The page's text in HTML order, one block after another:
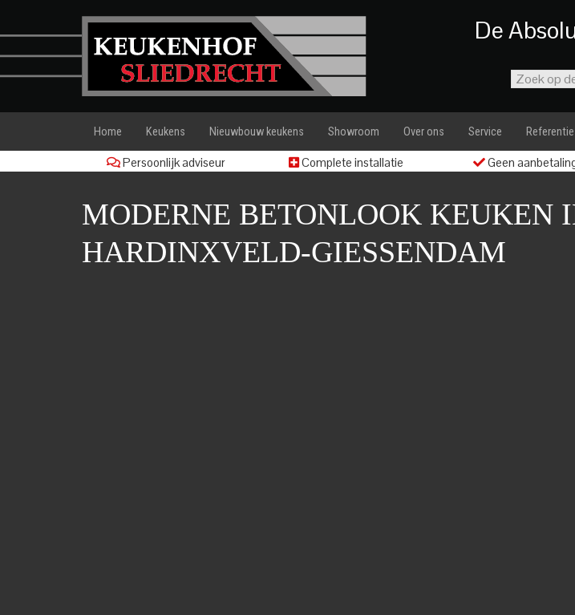
De
Home Keukens Nieuwbouw keukens Showroom Over ons Service
Persoonlijk adviseur Complete installatie Geen
MODERNE BETONLOOK KEUKEN
HARDINXVELD-GIESSENDAM